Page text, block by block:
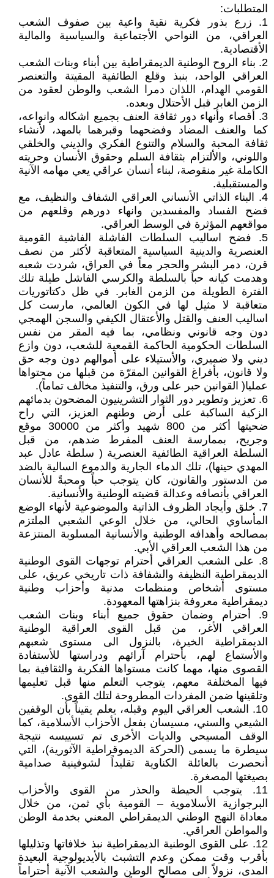
المتطلبات:
1. زرع بذور فكرية نقية واعية بين صفوف الشعب
العراقي، من النواحي الأجتماعية والسياسية والمالية
الأقتصادية.
2. بناء الروح الوطنية الديمقراطية بين أبناء وبنات الشعب
العراقي الواحد، بنبذ وقلع الطائفية المقيتة والتعنصر
القومي الهدام، اللذان دمرا الشعب والوطن لعقود من
الزمن الغابر قبل الأحتلال وبعده.
3. أقصاء وأنهاء دور ثقافة العنف بجميع اشكاله وانواعه،
كما والعنف المضاد وفضحهما وقبرهما بالمهد، لأنشاء
ثقافة المحبة والسلام والتنوع الفكري والديني والخلقي
واللوني، والألتزام بثقافة السلم وحقوق الأنسان وحريته
الكاملة غير منقوصة، لبناء أنسان عراقي يعي مهامه الآنية
والمستقبلية.
4. البناء الذاتي الأنساني العراقي الشفاف والنظيف، مع
فضح الفساد والمفسدين وانهاء دورهم وقلعهم من
مواقعهم المؤثرة في الوسط العراقي.
5. فضح اساليب السلطات الفاشلة الفاشية القومية
العنصرية والدينية السياسية المتعاقبة لأكثر من نصف
قرن، دمر البشر والحجر معاً في العراق، شردت شعبه
وهدمت كيانه حباً بالسلطة والكرسي الفاشل طيلة تلك
الفترة الطويلة من الزمن الغابر. في ظل دكتاتوريات
متعاقبة لا مثيل لها في الكون العالمي، مارست كل
اساليب العنف والقتل والأعتقال الكيفي والسجن الهمجي
دون وجه قانوني ونظامي، بما فيه المقر من نفس
السلطات الحكومية الحاكمة القمعية للشعب، دون وازع
ديني ولا ضميري، والأستيلاء على أموالهم دون وجه حق
ولا قانون، بأفراغ القوانين المقرّة من قبلها من محتواها
عمليا( القوانين حبر على ورق، والتنفيذ مخالف تماماً).
6. تعزيز وتطوير دور الثوار التشرينيون المضحون بدمائهم
الزكية الساكبة على أرض وطنهم العزيز، التي راح
ضحيتها أكثر من 800 شهيد وأكثر من 30000 موقع
وجريح، بممارسة العنف المفرط ضدهم، من قبل
السلطة العراقية الطائفية العنصرية ( سلطة عادل عبد
المهدي حينها)، تلك الدماء الجارية والدموع السالية بالضد
من الدستور والقانون، كان يتوجب حباً ومحبةً للأنسان
العراقي بأنصافه وعدالة قضيته الوطنية والأنسانية.
7. خلق وأيجاد الظروف الذاتية والموضوعية لأنهاء الوضع
المأساوي الحالي، من خلال الوعي الشعبي الملتزم
بمصالحه وأهدافه الوطنية والأنسانية المسلوبة المنتزعة
من هذا الشعب العراقي الأبي.
8. على الشعب العراقي أحترام توجهات القوى الوطنية
الديمقراطية النظيفة والشفافة ذات تاريخي عريق، على
مستوى أشخاص ومنظمات مدنية وأحزاب وطنية
ديمقراطية معروفة بنزاهتها المعهودة.
9. أحترام وضمان حقوق جميع أبناء وبنات الشعب
العراقي الأغر، من قبل القوى العراقية الوطنية
الديمقراطية الخيرة، بالنزول الى مستوى شعبهم
والأستماع لهم، بأحترام آرائهم ودراستها للأستفادة
القصوى منها، مهما كانت مستواها الفكرية والثقافية بما
فيها المختلفة معهم، يتوجب التعلم منها قبل تعليمها
وتلقينها ضمن المفردات المطروحة لتلك القوى.
10. الشعب العراقي اليوم وقبله، يعلم يقيناً بأن الوقفين
الشيعي والسني، مسيسان بفعل الأحزاب الأسلامية، كما
الوقف المسيحي والديات الأخرى تم تسييسه نتيجة
سيطرة ما يسمى (الحركة الديموقراطية الآثورية)، التي
أنحصرت بالعائلة الكناوية تقليداً لشوفينية صدامية
بصيغتها المصغرة.
11. يتوجب الحيطة والحذر من القوى والأحزاب
البرجوازية الأسلاموية – القومية بأي ثمن، من خلال
معاداة النهج الوطني الديمقراطي المعني بخدمة الوطن
والمواطن العراقي.
12. على القوى الوطنية الديمقراطية نبذ خلافاتها وتذليلها
بأقرب وقت ممكن وعدم التشبث بالأيديولوجية البعيدة
المدى، نزولاً الى مصالح الوطن والشعب الآنية أحتراماً